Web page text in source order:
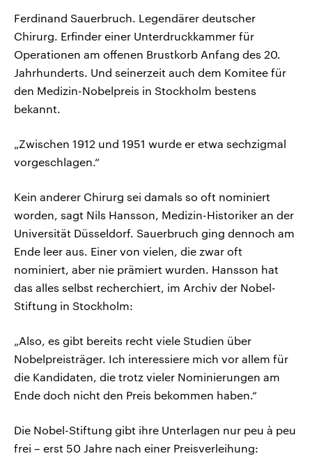
Ferdinand Sauerbruch. Legendärer deutscher
Chirurg. Erfinder einer Unterdruckkammer für
Operationen am offenen Brustkorb Anfang des 20.
Jahrhunderts. Und seinerzeit auch dem Komitee für
den Medizin-Nobelpreis in Stockholm bestens
bekannt.
„Zwischen 1912 und 1951 wurde er etwa sechzigmal
vorgeschlagen.“
Kein anderer Chirurg sei damals so oft nominiert
worden, sagt Nils Hansson, Medizin-Historiker an der
Universität Düsseldorf. Sauerbruch ging dennoch am
Ende leer aus. Einer von vielen, die zwar oft
nominiert, aber nie prämiert wurden. Hansson hat
das alles selbst recherchiert, im Archiv der Nobel-
Stiftung in Stockholm:
„Also, es gibt bereits recht viele Studien über
Nobelpreisträger. Ich interessiere mich vor allem für
die Kandidaten, die trotz vieler Nominierungen am
Ende doch nicht den Preis bekommen haben.“
Die Nobel-Stiftung gibt ihre Unterlagen nur peu à peu
frei – erst 50 Jahre nach einer Preisverleihung: